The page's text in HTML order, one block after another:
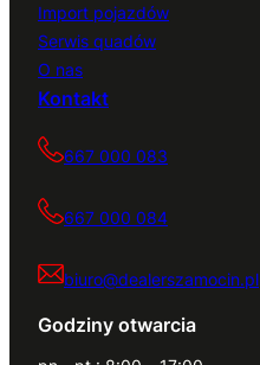
Import pojazdów
Serwis quadów
O nas
Kontakt
667 000 083
667 000 084
biuro@dealerszamocin.pl
Godziny otwarcia